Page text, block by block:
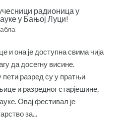
радионица у
у Бањој Луци!
и она је доступна свима чија
да досегну висине.
пети разред су у пратњи
и разредног старјешине,
Овај фестивал је
за...